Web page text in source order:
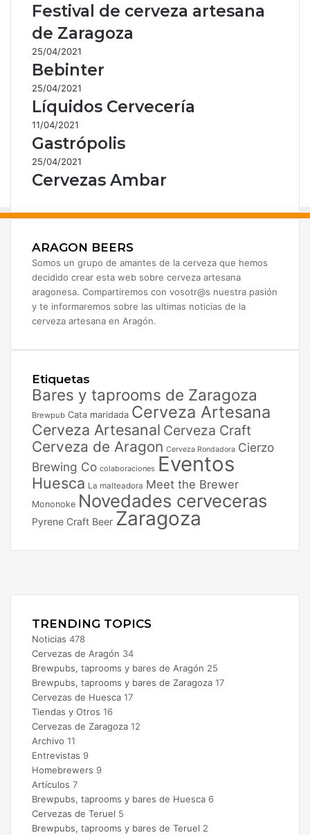
Festival de cerveza artesana
de Zaragoza
25/04/2021
Bebinter
25/04/2021
Líquidos Cervecería
11/04/2021
Gastrópolis
25/04/2021
Cervezas Ambar
ARAGON BEERS
Somos un grupo de amantes de la cerveza que hemos
decidido crear esta web sobre cerveza artesana
aragonesa. Compartiremos con vosotr@s nuestra pasión
y te informaremos sobre las ultimas noticias de la
cerveza artesana en Aragón.
Etiquetas
Bares y taprooms de Zaragoza
Brewpub Cata maridada Cerveza Artesana
Cerveza Artesanal Cerveza Craft
Cerveza de Aragon Cerveza Rondadora Cierzo
Brewing Co colaboraciones Eventos
Huesca La malteadora Meet the Brewer
Mononoke Novedades cerveceras
Pyrene Craft Beer Zaragoza
TRENDING TOPICS
Noticias 478
Cervezas de Aragón 34
Brewpubs, taprooms y bares de Aragón 25
Brewpubs, taprooms y bares de Zaragoza 17
Cervezas de Huesca 17
Tiendas y Otros 16
Cervezas de Zaragoza 12
Archivo 11
Entrevistas 9
Homebrewers 9
Artículos 7
Brewpubs, taprooms y bares de Huesca 6
Cervezas de Teruel 5
Brewpubs, taprooms y bares de Teruel 2